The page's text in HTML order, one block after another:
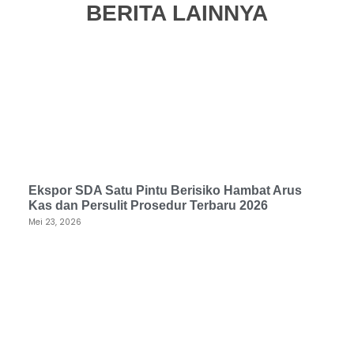
BERITA LAINNYA
Ekspor SDA Satu Pintu Berisiko Hambat Arus
Kas dan Persulit Prosedur Terbaru 2026
Mei 23, 2026